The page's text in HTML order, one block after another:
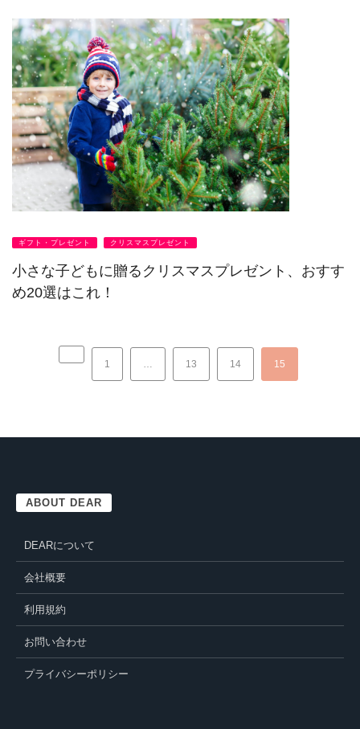
ギフト・プレゼント クリスマスプレゼント
小さな子どもに贈るクリスマスプレゼント、おすす
め20選はこれ！
1 … 13 14 15
ABOUT DEAR
DEARについて
会社概要
利用規約
お問い合わせ
プライバシーポリシー